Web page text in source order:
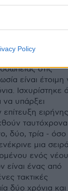
Policy
στις
είναι έτοιμη
Ισχυρίστηκε
να υπάρξει
ταυτόχρονα
δύο, τρία - όσο
μια σειρά
ενός νέου
ένας από
τακτικές
δύο χρόνια και